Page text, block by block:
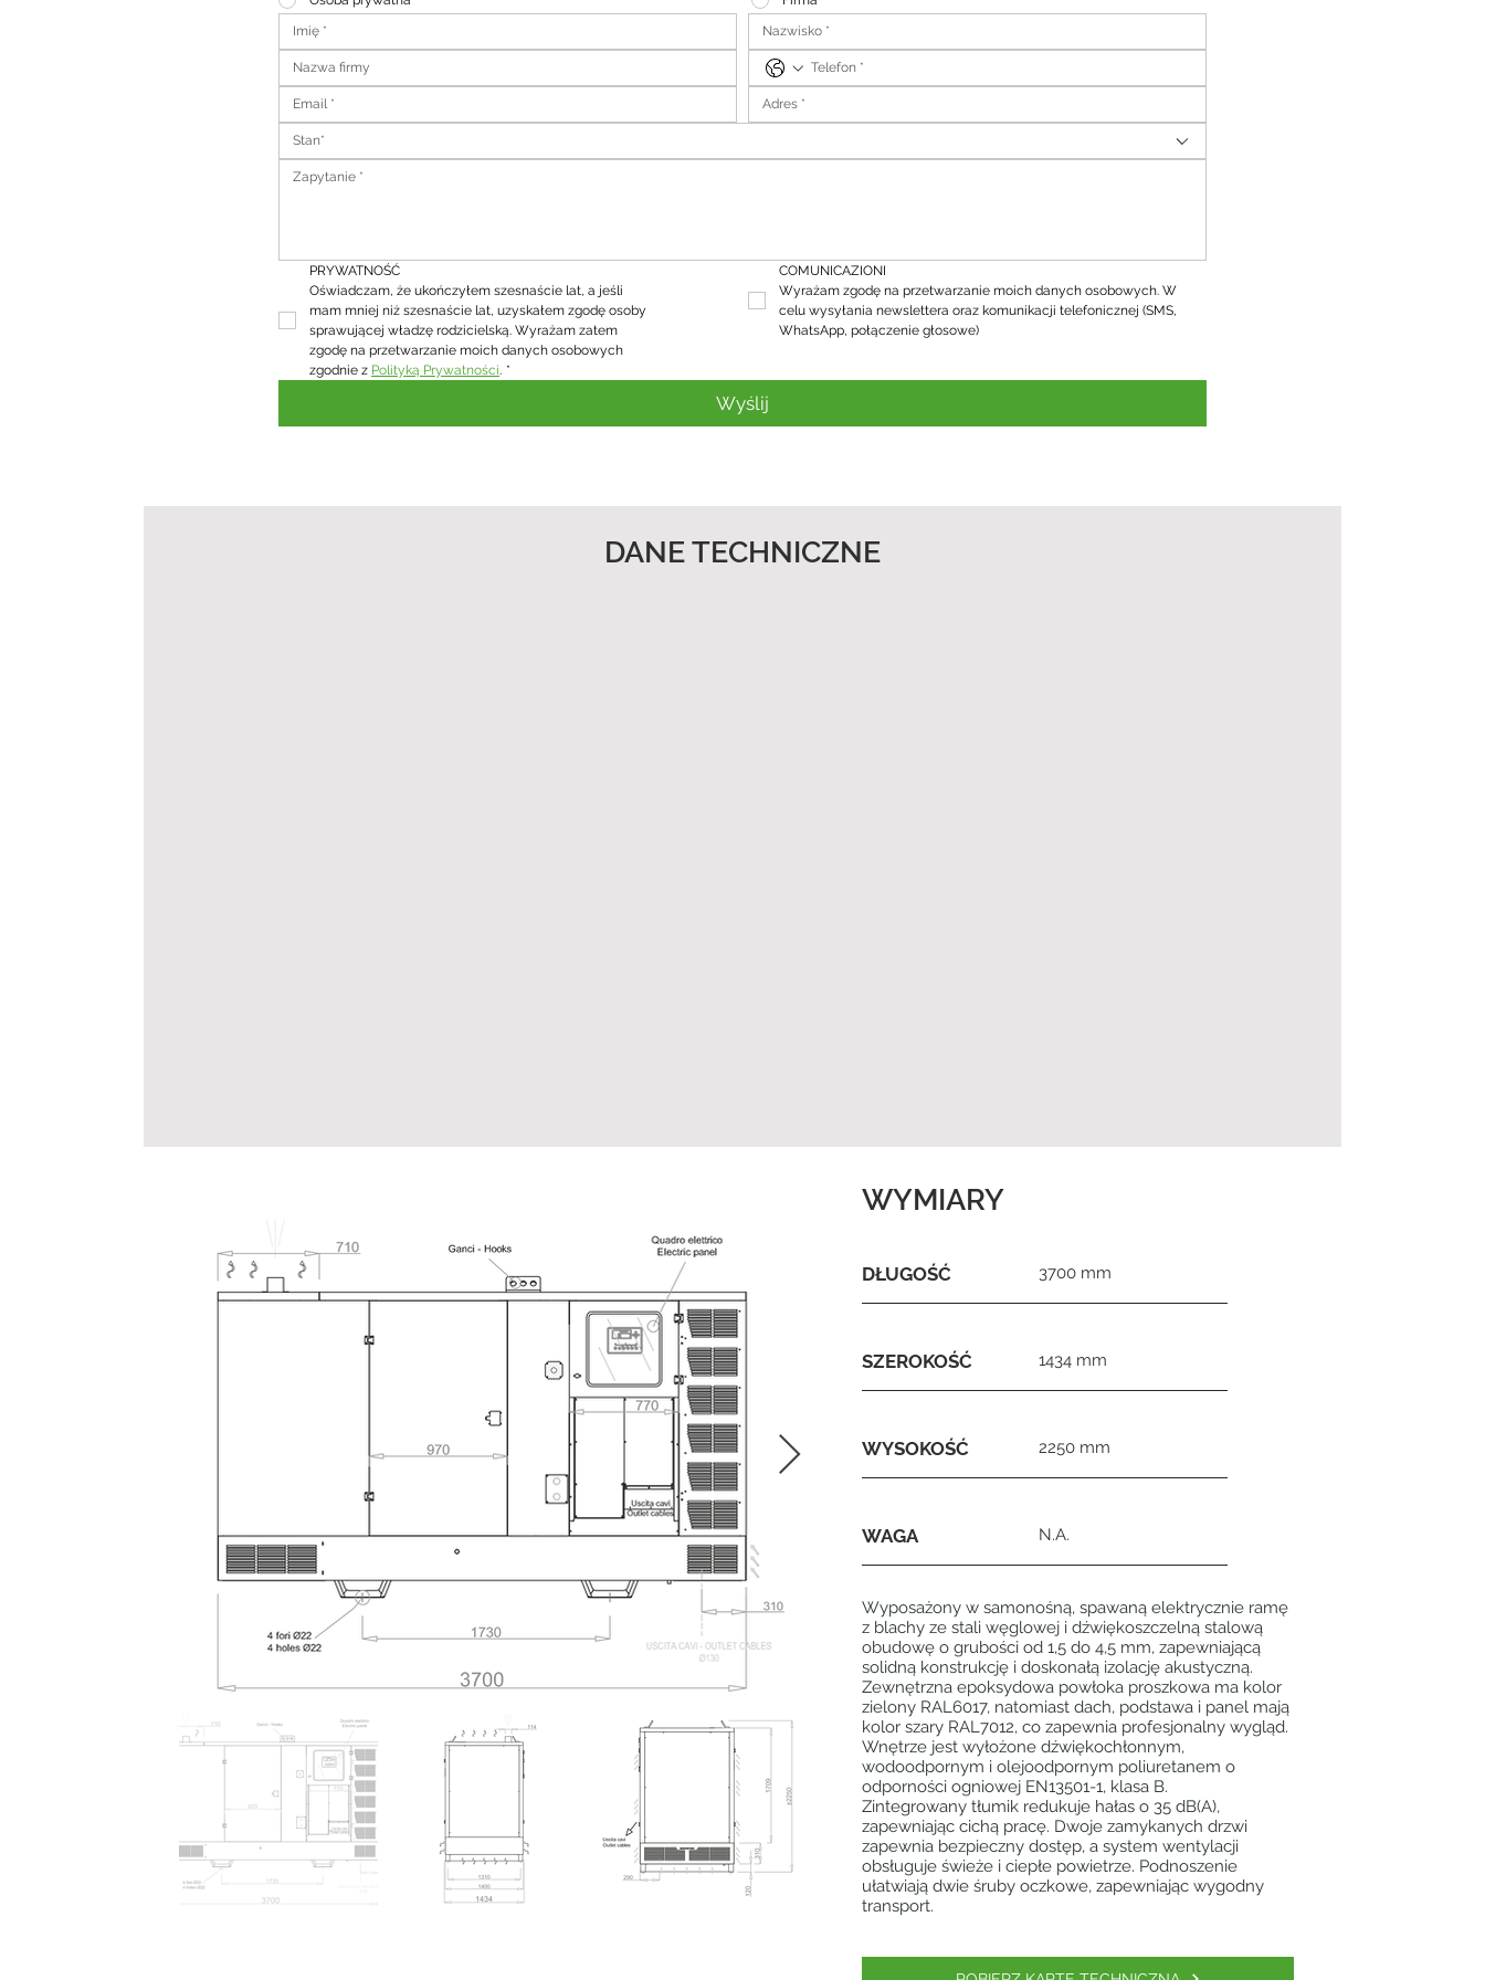
Stan*
PRYWATNOŚĆ
Oświadczam, że ukończyłem szesnaście lat, a jeśli
mam mniej niż szesnaście lat, uzyskałem zgodę osoby
sprawującej władzę rodzicielską. Wyrażam zatem
zgodę na przetwarzanie moich danych osobowych
zgodnie z Polityką Prywatności. *
COMUNICAZIONI
Wyrażam zgodę na przetwarzanie moich danych osobowych. W
celu wysyłania newslettera oraz komunikacji telefonicznej (SMS,
WhatsApp, połączenie głosowe)
Wyślij
DANE TECHNICZNE
WYMIARY
DŁUGOŚĆ 3700 mm
SZEROKOŚĆ 1434 mm
WYSOKOŚĆ 2250 mm
WAGA N.A.
Wyposażony w samonośną, spawaną elektrycznie ramę
z blachy ze stali węglowej i dźwiękoszczelną stalową
obudowę o grubości od 1,5 do 4,5 mm, zapewniającą
solidną konstrukcję i doskonałą izolację akustyczną.
Zewnętrzna epoksydowa powłoka proszkowa ma kolor
zielony RAL6017, natomiast dach, podstawa i panel mają
kolor szary RAL7012, co zapewnia profesjonalny wygląd.
Wnętrze jest wyłożone dźwiękochłonnym,
wodoodpornym i olejoodpornym poliuretanem o
odporności ogniowej EN13501-1, klasa B.
Zintegrowany tłumik redukuje hałas o 35 dB(A),
zapewniając cichą pracę. Dwoje zamykanych drzwi
zapewnia bezpieczny dostęp, a system wentylacji
obsługuje świeże i ciepłe powietrze. Podnoszenie
ułatwiają dwie śruby oczkowe, zapewniając wygodny
transport.